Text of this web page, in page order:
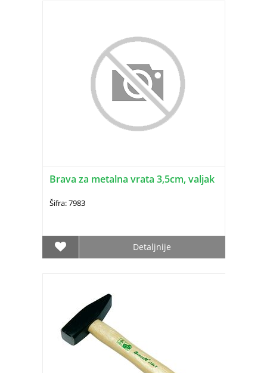
Brava za metalna vrata 3,5cm, valjak
Šifra: 7983
Detaljnije